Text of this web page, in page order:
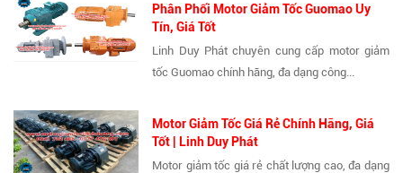
Phân Phối Motor Giảm Tốc Guomao Uy
Tín, Giá Tốt
Linh Duy Phát chuyên cung cấp motor giảm
tốc Guomao chính hãng, đa dạng công...
Motor Giảm Tốc Giá Rẻ Chính Hãng, Giá
Tốt | Linh Duy Phát
Motor giảm tốc giá rẻ chất lượng cao, đa dạng